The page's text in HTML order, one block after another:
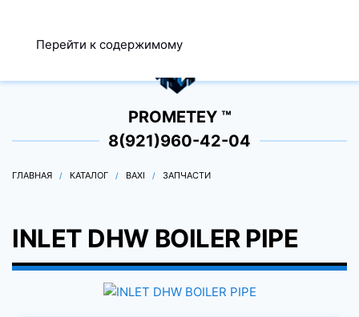
Перейти к содержимому
0
PROMETEY ™
8(921)960-42-04
ГЛАВНАЯ КАТАЛОГ BAXI ЗАПЧАСТИ
INLET DHW BOILER PIPE